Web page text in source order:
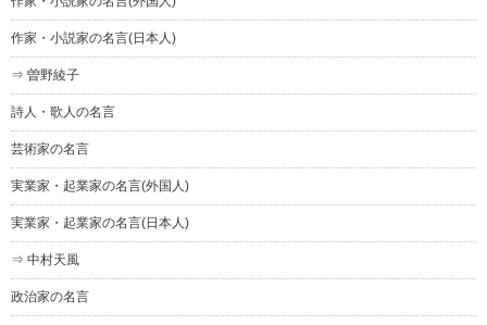
作家・小説家の名言(日本人)
⇒ 曽野綾子
詩人・歌人の名言
芸術家の名言
実業家・起業家の名言(外国人)
実業家・起業家の名言(日本人)
⇒ 中村天風
政治家の名言